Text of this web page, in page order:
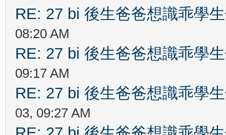
RE: 27 bi 後生爸爸想識乖學
08:20 AM
RE: 27 bi 後生爸爸想識乖學
09:17 AM
RE: 27 bi 後生爸爸想識乖學
03, 09:27 AM